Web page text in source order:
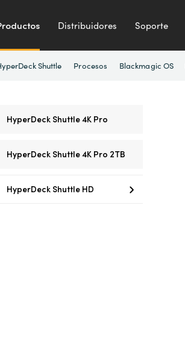
Distribuidores Soporte
Shuttle Procesos Blackmagic OS
HyperDeck Shuttle 4K Pro
HyperDeck Shuttle 4K Pro 2TB
HyperDeck Shuttle HD